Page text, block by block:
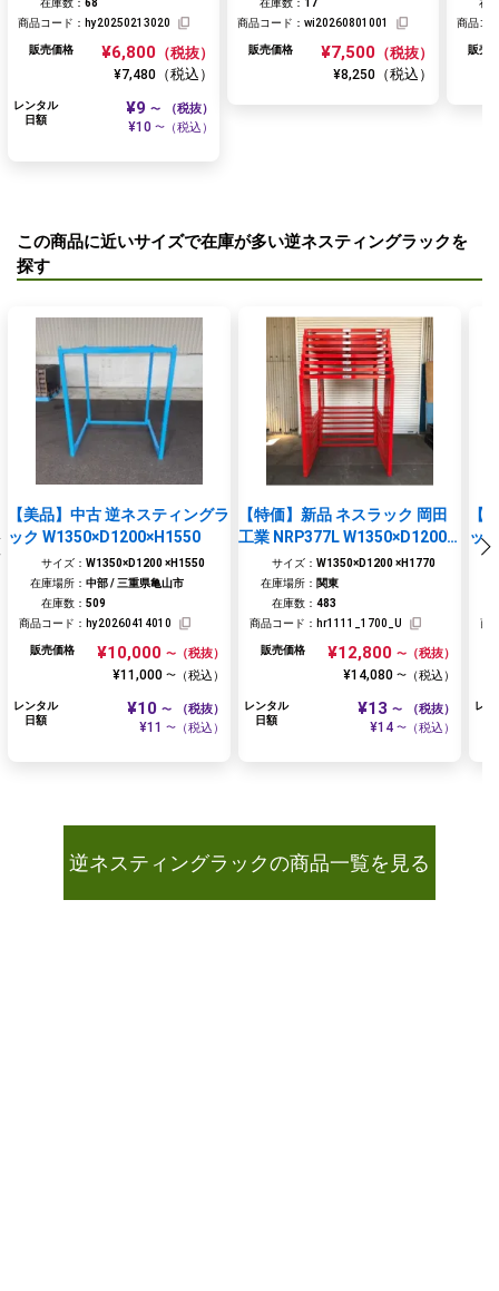
在庫数： 68
商品コード： hy20250213020
販売価格 ¥6,800 （税抜）
¥7,480 （税込）
レンタル
日額
¥9 〜 （税抜）
¥10 〜 （税込）
在庫数： 17
商品コード： wi20260801001
販売価格 ¥7,500 （税抜）
¥8,250 （税込）
在
商品コ
販売
この商品に近いサイズで在庫が多い逆ネスティングラックを
探す
【美品】中古 逆ネスティングラ
ック W1350×D1200×H1550
サイズ： W1350×D1200 ×H1550
在庫場所： 中部 / 三重県亀山市
在庫数： 509
商品コード： hy20260414010
販売価格 ¥10,000 〜 （税抜）
¥11,000 〜 （税込）
レンタル
日額
¥10 〜 （税抜）
¥11 〜 （税込）
【特価】新品 ネスラック 岡田
工業 NRP377L W1350×D1200×
H1770 逆ネスティングラック
サイズ： W1350×D1200 ×H1770
在庫場所： 関東
在庫数： 483
商品コード： hr1111_1700_U
販売価格 ¥12,800 〜 （税抜）
¥14,080 〜 （税込）
レンタル
日額
¥13 〜 （税抜）
¥14 〜 （税込）
【
ッ
商
レ
逆ネスティングラックの商品一覧を見る